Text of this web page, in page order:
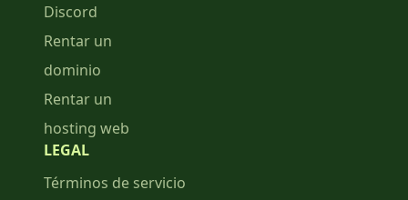
Discord
Rentar un
dominio
Rentar un
hosting web
LEGAL
Términos de servicio